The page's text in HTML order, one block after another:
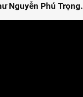
Nguyễn Phú Trọng.